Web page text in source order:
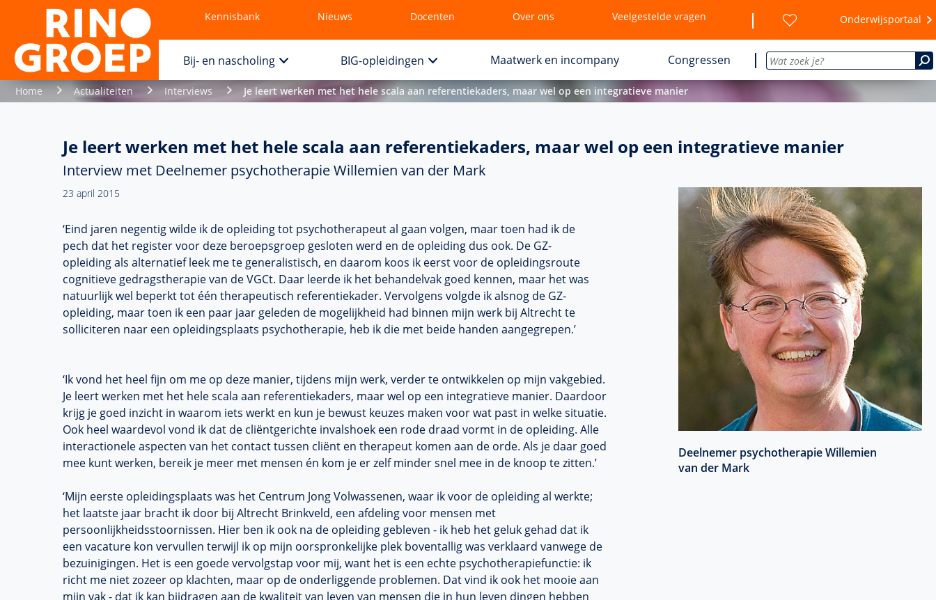
Kennisbank Nieuws Docenten Over ons Veelgestelde vragen Onderwijsportaal
Bij- en nascholing BIG-opleidingen Maatwerk en incompany Congressen
Home Actualiteiten Interviews Je leert werken met het hele scala aan referentiekaders, maar wel op een integratieve manier
Je leert werken met het hele scala aan referentiekaders, maar wel op een integratieve manier
Interview met Deelnemer psychotherapie Willemien van der Mark
23 april 2015
Deelnemer psychotherapie Willemien
van der Mark
‘Eind jaren negentig wilde ik de opleiding tot psychotherapeut al gaan volgen, maar toen had ik de
pech dat het register voor deze beroepsgroep gesloten werd en de opleiding dus ook. De GZ-
opleidingals alternatief leek me te generalistisch, en daarom koos ik eerst voor de opleidingsroute
cognitieve gedragstherapie van deVGCt. Daar leerde ik het behandelvak goed kennen, maar het was
natuurlijk wel beperkt tot één therapeutisch referentiekader. Vervolgens volgde ik alsnog de GZ-
opleiding, maar toen ik een paar jaar geleden de mogelijkheid had binnen mijn werk bij Altrechtte
solliciteren naar een opleidingsplaats psychotherapie, heb ik die met beide handen aangegrepen.’
‘Ik vond het heel fijn om me op deze manier, tijdens mijn werk, verder te ontwikkelen op mijn vakgebied.
Je leert werken met het hele scala aan referentiekaders, maar wel op een integratieve manier. Daardoor
krijg je goed inzicht in waarom iets werkt en kun je bewust keuzes maken voor wat past in welke situatie.
Ook heel waardevol vond ik dat de cliëntgerichte invalshoek een rode draad vormt in de opleiding. Alle
interactionele aspecten van het contact tussen cliënt en therapeut komen aan de orde. Als je daar goed
mee kunt werken, bereik je meer met mensen én kom je er zelf minder snel mee in de knoop te zitten.’
‘Mijn eerste opleidingsplaats was het Centrum Jong Volwassenen, waar ik voor de opleiding al werkte;
het laatste jaar bracht ik door bij Altrecht Brinkveld, een afdeling voor mensen met
persoonlijkheidsstoornissen. Hier ben ik ook na de opleiding gebleven - ik heb het geluk gehad dat ik
een vacature kon vervullen terwijl ik op mijn oorspronkelijke plek boventallig was verklaard vanwege de
bezuinigingen. Het is een goede vervolgstap voor mij, want het is een echte psychotherapiefunctie: ik
richt me niet zozeer op klachten, maar op de onderliggende problemen. Dat vind ik ook het mooie aan
mijn vak - dat ik kan bijdragen aan de kwaliteit van leven van mensen die in hun leven dingen hebben